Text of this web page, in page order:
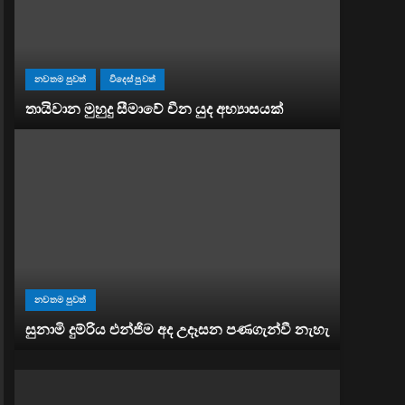
නවතම පුවත් විදෙස් පුවත්
තායිවාන මුහුදු සීමාවේ චීන යුද අභ්‍යාසයක්
නවතම පුවත්
සුනාමි දුම්රිය එන්ජිම අද උදෑසන පණගැන්වී නැහැ